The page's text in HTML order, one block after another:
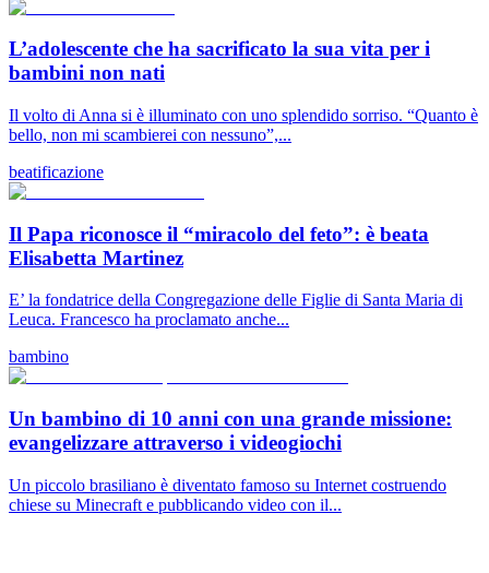
L’adolescente che ha sacrificato la sua vita per i
bambini non nati
Il volto di Anna si è illuminato con uno splendido sorriso. “Quanto è
bello, non mi scambierei con nessuno”,...
beatificazione
Il Papa riconosce il “miracolo del feto”: è beata
Elisabetta Martinez
E’ la fondatrice della Congregazione delle Figlie di Santa Maria di
Leuca. Francesco ha proclamato anche...
bambino
Un bambino di 10 anni con una grande missione:
evangelizzare attraverso i videogiochi
Un piccolo brasiliano è diventato famoso su Internet costruendo
chiese su Minecraft e pubblicando video con il...